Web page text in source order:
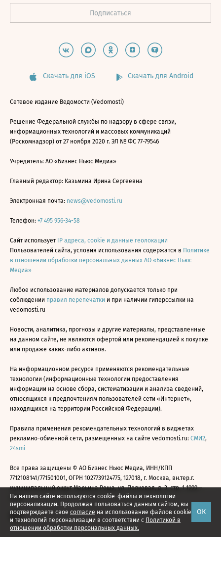
На нашем сайте используются cookie-файлы и технологии
персонализации. Продолжая пользоваться данным сайтом, вы
подтверждаете свое согласие на использование файлов cookie
и технологий персонализации в соответствии с Политикой в
отношении обработки персональных данных.
ОК
Скачать для iOS Скачать для Android
Сетевое издание Ведомости (Vedomosti)
Решение Федеральной службы по надзору в сфере связи,
информационных технологий и массовых коммуникаций
(Роскомнадзор) от 27 ноября 2020 г. ЭЛ № ФС 77-79546
Учредитель: АО «Бизнес Ньюс Медиа»
Главный редактор: Казьмина Ирина Сергеевна
Электронная почта: news@vedomosti.ru
Телефон: +7 495 956-34-58
Сайт использует IP адреса, cookie и данные геолокации
Пользователей сайта, условия использования содержатся в Политике
в отношении обработки персональных данных АО «Бизнес Ньюс
Медиа»
Любое использование материалов допускается только при
соблюдении правил перепечатки и при наличии гиперссылки на
vedomosti.ru
Новости, аналитика, прогнозы и другие материалы, представленные
на данном сайте, не являются офертой или рекомендацией к покупке
или продаже каких-либо активов.
На информационном ресурсе применяются рекомендательные
технологии (информационные технологии предоставления
информации на основе сбора, систематизации и анализа сведений,
относящихся к предпочтениям пользователей сети «Интернет»,
находящихся на территории Российской Федерации).
Правила применения рекомендательных технологий в виджетах
рекламно-обменной сети, размещенных на сайте vedomosti.ru: СМИ2,
24smi
Все права защищены © АО Бизнес Ньюс Медиа, ИНН/КПП
7712108141/771501001, ОГРН 1027739124775, 127018, г. Москва, вн.тер.г.
муниципальный округ Марьина Роща, ул. Полковая, д. 3, стр. 1 1999—
2026